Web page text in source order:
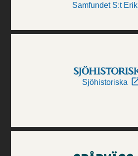
Samfundet S:t Erik
Sjöhistoriska